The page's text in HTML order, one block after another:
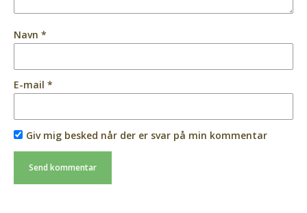
Navn *
E-mail *
Giv mig besked når der er svar på min kommentar